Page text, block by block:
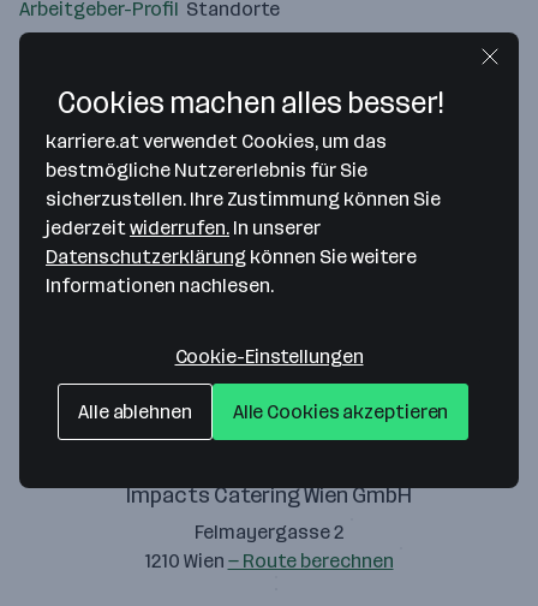
Arbeitgeber-Profil Standorte
Bitte stimme unseren Cookie-
Richtlinien zu, um diese Karte
anzuzeigen.
Impacts Catering Wien GmbH
Felmayergasse 2
1210 Wien — Route berechnen
Cookies machen alles besser!
karriere.at verwendet Cookies, um das
bestmögliche Nutzererlebnis für Sie
sicherzustellen. Ihre Zustimmung können Sie
jederzeitwiderrufen. In unserer
Datenschutzerklärung können Sie weitere
Informationen nachlesen.
Cookie-Einstellungen
Alle ablehnen Alle Cookies akzeptieren